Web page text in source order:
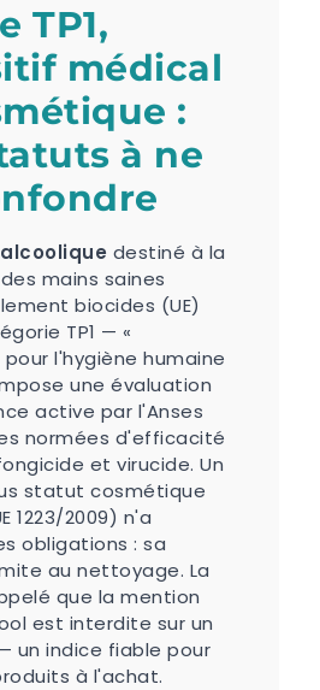
TP1,
médical
:
à ne
destiné à la
mains saines
biocides (UE)
TP1 — «
l'hygiène humaine
une évaluation
active par l'Anses
normées d'efficacité
et virucide. Un
statut cosmétique
1223/2009) n'a
obligations : sa
au nettoyage. La
que la mention
est interdite sur un
un indice fiable pour
à l'achat.